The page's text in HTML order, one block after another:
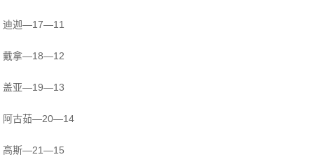
迪迦—17—11
戴拿—18—12
盖亚—19—13
阿古茹—20—14
高斯—21—15